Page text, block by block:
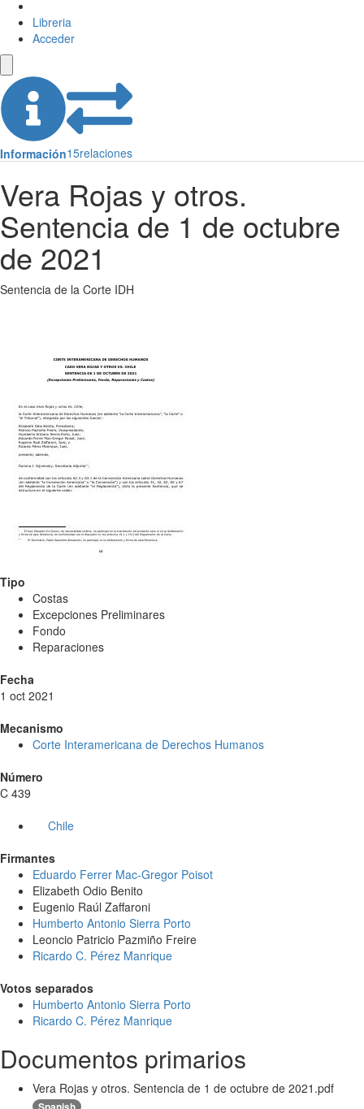
Libreria
Acceder
Información15relaciones
Vera Rojas y otros.
Sentencia de 1 de octubre
de 2021
Sentencia de la Corte IDH
Tipo
Costas
Excepciones Preliminares
Fondo
Reparaciones
Fecha
1 oct 2021
Mecanismo
Corte Interamericana de Derechos Humanos
Número
C 439
Chile
Firmantes
Eduardo Ferrer Mac-Gregor Poisot
Elizabeth Odio Benito
Eugenio Raúl Zaffaroni
Humberto Antonio Sierra Porto
Leoncio Patricio Pazmiño Freire
Ricardo C. Pérez Manrique
Votos separados
Humberto Antonio Sierra Porto
Ricardo C. Pérez Manrique
Documentos primarios
Vera Rojas y otros. Sentencia de 1 de octubre de 2021.pdf